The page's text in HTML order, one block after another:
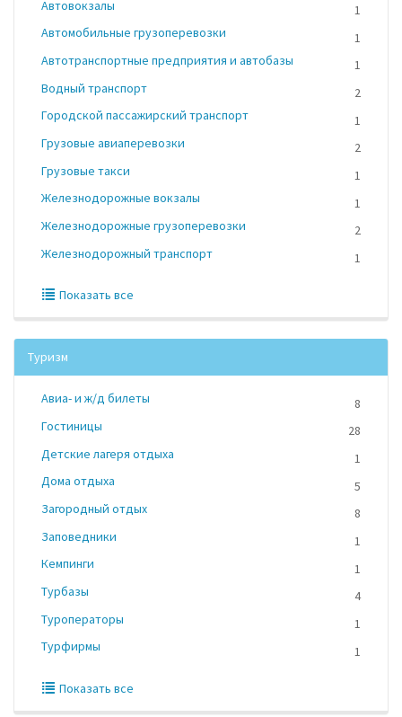
Автовокзалы
1
Автомобильные грузоперевозки
1
Автотранспортные предприятия и автобазы
1
Водный транспорт
2
Городской пассажирский транспорт
1
Грузовые авиаперевозки
2
Грузовые такси
1
Железнодорожные вокзалы
1
Железнодорожные грузоперевозки
2
Железнодорожный транспорт
1
Показать все
Туризм
Авиа- и ж/д билеты
8
Гостиницы
28
Детские лагеря отдыха
1
Дома отдыха
5
Загородный отдых
8
Заповедники
1
Кемпинги
1
Турбазы
4
Туроператоры
1
Турфирмы
1
Показать все